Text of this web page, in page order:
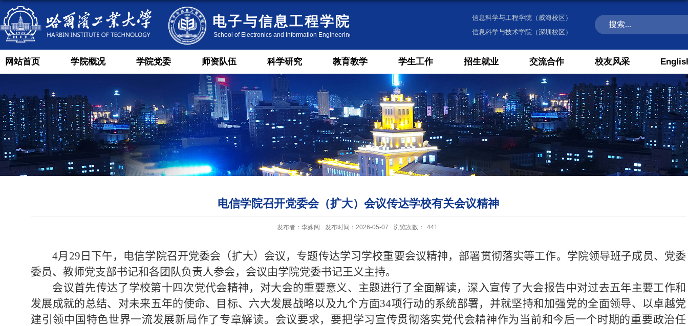
信息科学与工程学院（威海校区）
信息科学与技术学院（深圳校区）
网站首页 学院概况 学院党委 师资队伍 科学研究 教育教学 学生工作 招生就业 交流合作 校友风采
电信学院召开党委会（扩大）会议传达学校有关会议精神
发布者：李姝阅 发布时间：2026-05-07 浏览次数： 441
4月 29 日下午，电信学院召开党委会（扩大）会议，专题传达学习学校重要会议精神，部署贯彻落实等工作。学院领导班子成员、党委
委员、教师党支部书记和各团队负责人参会，会议由学院党委书记王义主持。
会议首先传达了学校第十四次党代会精神，对大会的重要意义、主题进行了全面解读，深入宣传了大会报告中对过去五年主要工作和
发展成就的总结、对未来五年的使命、目标、六大发展战略以及九个方面34项行动的系统部署，并就坚持和加强党的全面领导、以卓越党
建引领中国特色世界一流发展新局作了专章解读。会议要求，要把学习宣传贯彻落实党代会精神作为当前和今后一个时期的重要政治任